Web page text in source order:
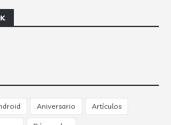
Aniversario Artículos